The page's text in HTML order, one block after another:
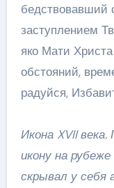
бедствовавший
заступлением
яко Мати
обстояний,
радуйся,
Икона XVII
икону на
скрывал у себя